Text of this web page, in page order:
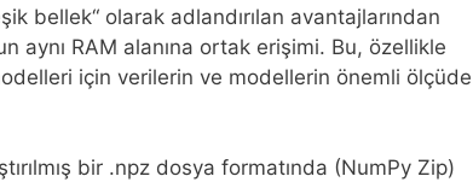
bellek“ olarak adlandırılan avantajlarından
aynı RAM alanına ortak erişimi. Bu, özellikle
için verilerin ve modellerin önemli ölçüde
bir .npz dosya formatında (NumPy Zip)